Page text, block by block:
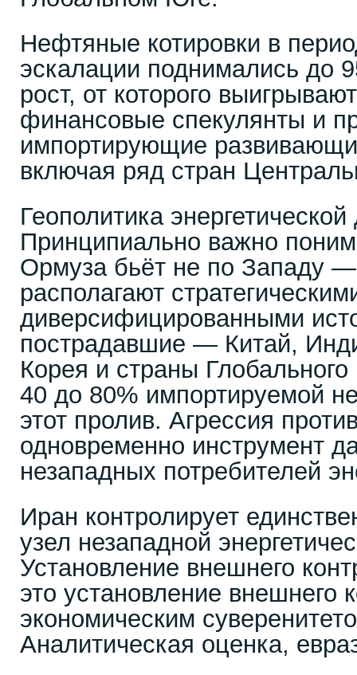
Нефтяные котировки в
эскалации поднимались до
рост, от которого
финансовые спекулянты и
импортирующие
включая ряд стран
Геополитика
Принципиально важно
Ормуза бьёт не по Западу
располагают
диверсифицированными
пострадавшие — Китай,
Корея и страны
40 до 80% импортируемой
этот пролив. Агрессия
одновременно инструмент
незападных потребителей
Иран контролирует
узел незападной
Установление внешнего
это установление внешнего
экономическим
Аналитическая оценка,